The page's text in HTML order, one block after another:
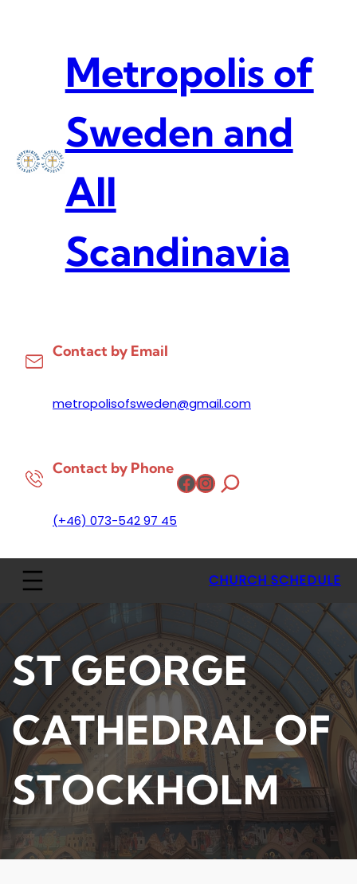
Metropolis of
Sweden and
All
Scandinavia
Contact by Email
metropolisofsweden@gmail.com
Contact by Phone
(+46) 073-542 97 45
Facebook
Instagram
CHURCH SCHEDULE
ST GEORGE
CATHEDRAL OF
STOCKHOLM